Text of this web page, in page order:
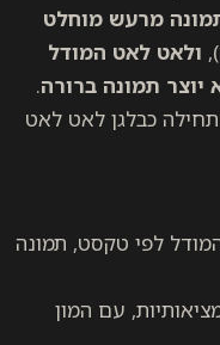
מרעש מוחלט
ולאט לאט המודל
יוצר תמונה ברורה.
כבלגן לאט לאט
לפי טקסט, תמונה
עם המון